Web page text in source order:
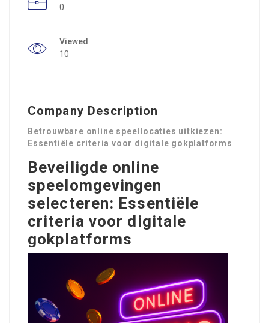
0
Viewed
10
Company Description
Betrouwbare online speellocaties uitkiezen:
Essentiële criteria voor digitale gokplatforms
Beveiligde online
speelomgevingen
selecteren: Essentiële
criteria voor digitale
gokplatforms